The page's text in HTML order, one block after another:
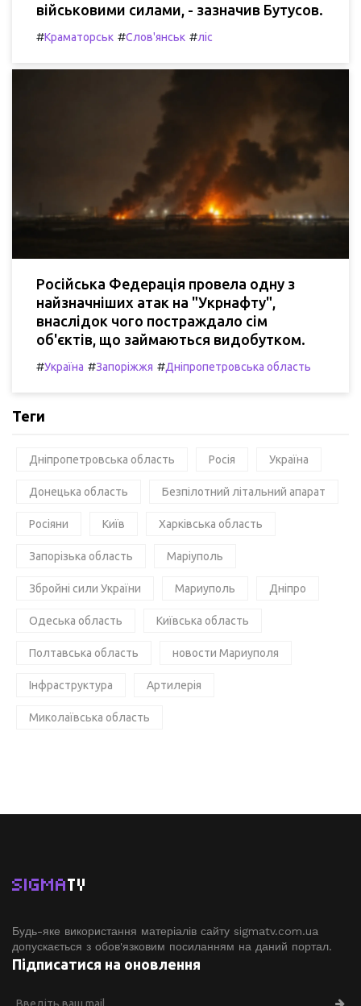
військовими силами, - зазначив Бутусов.
#Краматорськ #Слов'янськ #ліс
Російська Федерація провела одну з
найзначніших атак на "Укрнафту",
внаслідок чого постраждало сім
об'єктів, що займаються видобутком.
#Україна #Запоріжжя #Дніпропетровська область
Теги
Дніпропетровська область Росія Україна
Донецька область Безпілотний літальний апарат
Росіяни Київ Харківська область
Запорізька область Маріуполь
Збройні сили України Мариуполь Дніпро
Одеська область Київська область
Полтавська область новости Мариуполя
Інфраструктура Артилерія
Миколаївська область
SIGMATV
Будь-яке використання матеріалів сайту sigmatv.com.ua
допускається з обов'язковим посиланням на даний портал.
Підписатися на оновлення